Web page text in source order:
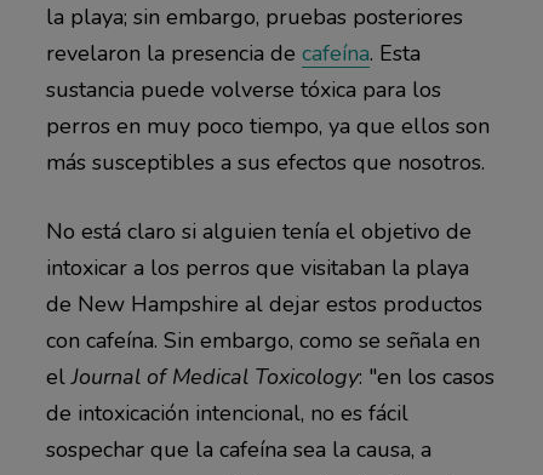
la playa; sin embargo, pruebas posteriores
revelaron la presencia de cafeína. Esta
sustancia puede volverse tóxica para los
perros en muy poco tiempo, ya que ellos son
más susceptibles a sus efectos que nosotros.
No está claro si alguien tenía el objetivo de
intoxicar a los perros que visitaban la playa
de New Hampshire al dejar estos productos
con cafeína. Sin embargo, como se señala en
elJournal of Medical Toxicology: "en los casos
de intoxicación intencional, no es fácil
sospechar que la cafeína sea la causa, a